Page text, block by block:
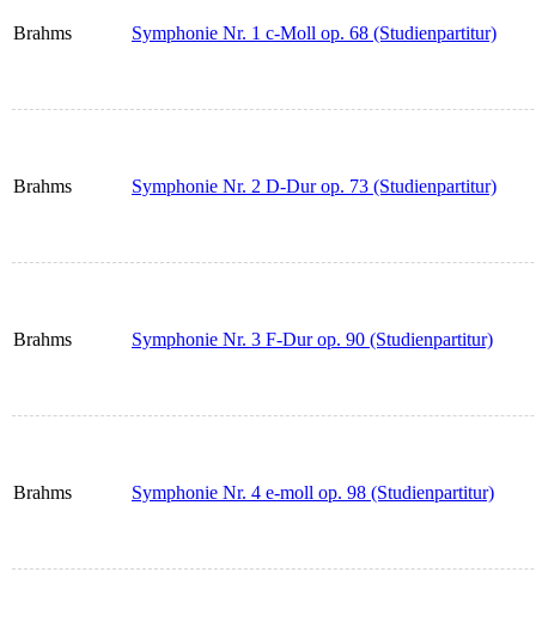
Brahms Symphonie Nr. 1 c-Moll op. 68 (Studienpartitur)
Brahms Symphonie Nr. 2 D-Dur op. 73 (Studienpartitur)
Brahms Symphonie Nr. 3 F-Dur op. 90 (Studienpartitur)
Brahms Symphonie Nr. 4 e-moll op. 98 (Studienpartitur)